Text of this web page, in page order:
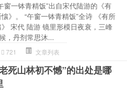
窗一钵青精饭”出自宋代陆游的《有
懹》。 “午窗一钵青精饭”全诗 《有所
宋代 陆游 镜里形模日夜衰，三峰
，丹剂常思沐...
721 文章列表
死山林初不憾”的出处是哪